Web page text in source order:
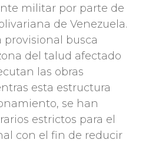
militar por parte de
de Venezuela.
provisional busca
del talud afectado
las obras
esta estructura
se han
estrictos para el
con el fin de reducir